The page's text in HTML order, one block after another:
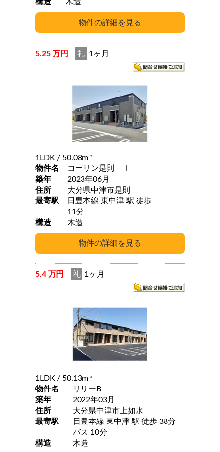
構造
木造
5.25 万円 礼 1ヶ月
1LDK / 50.08m 2
物件名
コーリン是則 Ⅰ
築年
2023年06月
住所
大分県中津市是則
最寄駅
日豊本線 東中津 駅 徒歩
11分
構造
木造
5.4 万円 礼 1ヶ月
1LDK / 50.13m 2
物件名
リリーB
築年
2022年03月
住所
大分県中津市上如水
最寄駅
日豊本線 東中津 駅 徒歩 38分
バス 10分
構造
木造